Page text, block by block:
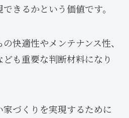
きるかという価値です。
快適性やメンテナンス性、
も重要な判断材料になり
づくりを実現するために